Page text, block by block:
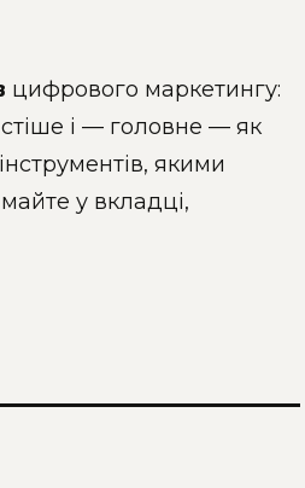
цифрового маркетингу:
і — головне — як
якими
у вкладці,